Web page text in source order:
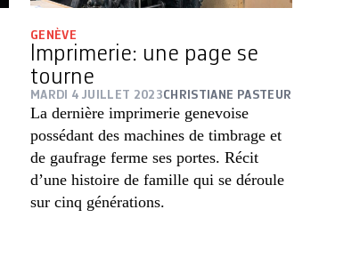
GENÈVE
Imprimerie: une page se
tourne
MARDI 4 JUILLET 2023CHRISTIANE PASTEUR
La dernière imprimerie genevoise
possédant des machines de timbrage et
de gaufrage ferme ses portes. Récit
d’une histoire de famille qui se déroule
sur cinq générations.